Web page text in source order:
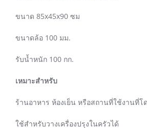
ขนาด 85x45x90 ซม
ขนาดล้อ 100 มม.
รับน้ำหนัก 100 กก.
เหมาะสำหรับ
ร้านอาหาร ห้องเย็น หรือสถานที่ใช้งานที่โ
ใช้สำหรับวางเครื่องปรุงในครัวได้